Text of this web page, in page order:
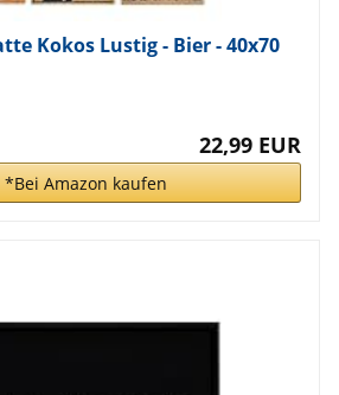
Kokos Lustig - Bier - 40x70
22,99 EUR
*Bei Amazon kaufen